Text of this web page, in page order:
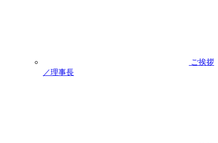
ご挨拶
／理事長